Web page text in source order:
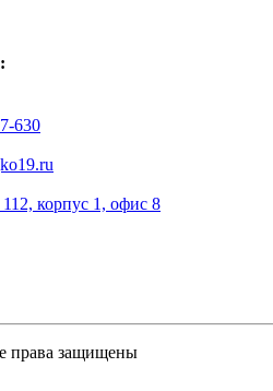
630
корпус 1, офис 8
права защищены